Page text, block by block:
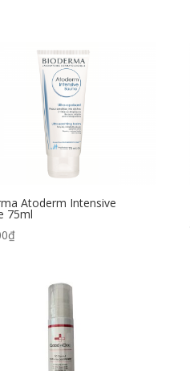
Atoderm Intensive
75ml
₫